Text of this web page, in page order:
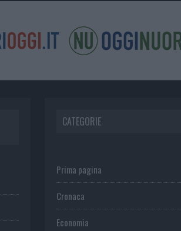
CATEGORIE
Prima pagina
Cronaca
Economia